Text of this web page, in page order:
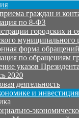
граждан и
по 8-ФЗ
городских и
муниципального
форма обращений
по обращениям
указов
2020
деятельность
и